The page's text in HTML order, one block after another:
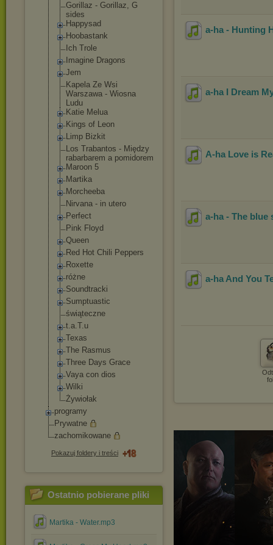
Gorillaz - Gorillaz, G
sides
Happysad
Hoobastank
Ich Trole
Imagine Dragons
Jem
Kapela Ze Wsi
Warszawa - Wiosna
Ludu
Katie Melua
Kings of Leon
Limp Bizkit
Los Trabantos - Między
rabarbarem a pomidorem
Maroon 5
Martika
Morcheeba
Nirvana - in utero
Perfect
Pink Floyd
Queen
Red Hot Chili Peppers
Roxette
różne
Soundtracki
Sumptuastic
świąteczne
t.a.T.u
Texas
The Rasmus
Three Days Grace
Vaya con dios
Wilki
Żywiołak
programy
Prywatne
zachomikowane
Pokazuj foldery i treści
Ostatnio pobierane pliki
Martika - Water.mp3
a-ha - Hunting
a-ha I Dream
A-ha Love is
a-ha - The blue
a-ha And You